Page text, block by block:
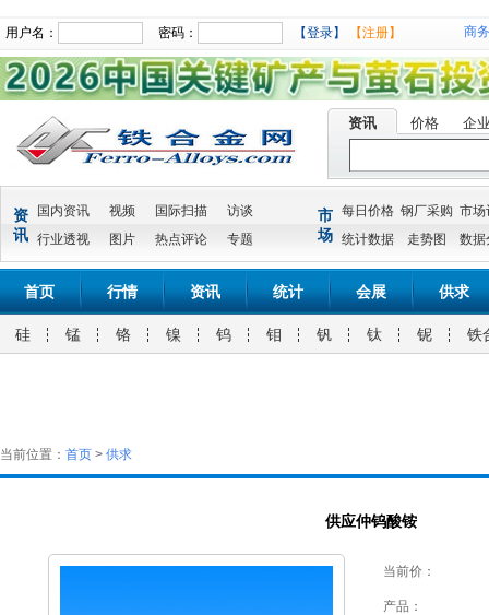
用户名： 密码： 【登录】 【注册】 商
资讯 价格 企
资
讯
国内资讯 视频 国际扫描
访谈
行业透视
图片 热点评论 专题
市
场
每日价格 钢厂采购 市场
统计数据
走势图 数据
首页 行情 资讯 统计 会展 供求
硅 锰 铬 镍 钨 钼 钒 钛 铌 铁
当前位置： 首页 > 供求
供应仲钨酸铵
当前价：
产品：